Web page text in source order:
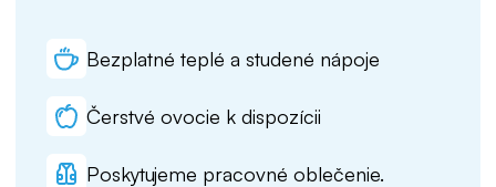
Bezplatné teplé a studené nápoje
Čerstvé ovocie k dispozícii
Poskytujeme pracovné oblečenie.